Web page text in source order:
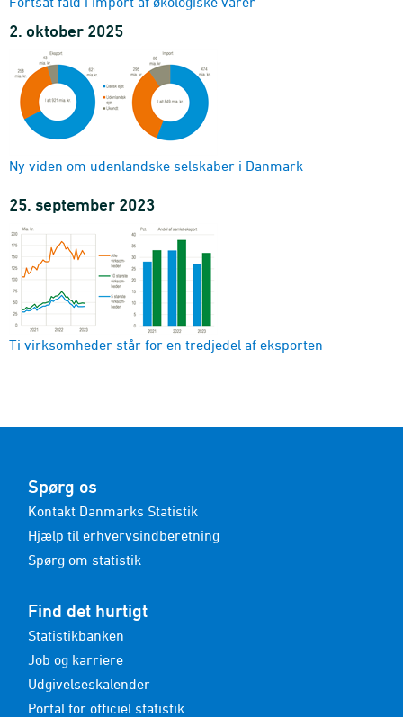
2. oktober 2025
Ny viden om udenlandske selskaber i Danmark
25. september 2023
Ti virksomheder står for en tredjedel af eksporten
Spørg os
Kontakt Danmarks Statistik
Hjælp til erhvervsindberetning
Spørg om statistik
Find det hurtigt
Statistikbanken
Job og karriere
Udgivelseskalender
Portal for officiel statistik